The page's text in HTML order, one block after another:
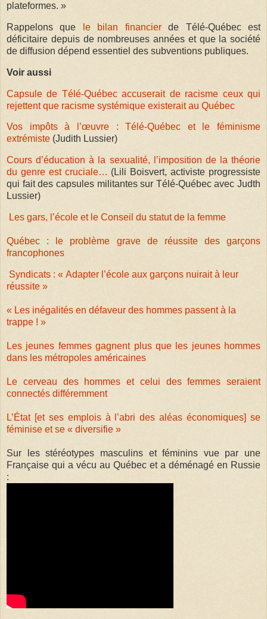
plateformes. »
Rappelons que le bilan financierde Télé-Québec est
déficitaire depuis de nombreuses années et que la société
de diffusion dépend essentiel des subventions publiques.
Voir aussi
Capsule de Télé-Québec accuserait de racisme ceux qui
rejettent que racisme systémique existerait au Québec
Vos impôts à l’œuvre : Télé-Québec et le féminisme
extrémiste (Judith Lussier)
Cours d’éducation à la sexualité, l’imposition de la théorie
du genre est cruciale… (Lili Boisvert, activiste progressiste
qui fait des capsules militantes sur Télé-Québec avec Judth
Lussier)
Les gars, l’école et le Conseil du statut de la femme
Québec : le problème grave de réussite des garçons
francophones
Syndicats : « Adapter l’école aux garçons nuirait à leur
réussite »
« Les inégalités en défaveur des hommes passent à la
trappe ! »
Les jeunes femmes gagnent plus que les jeunes hommes
dans les métropoles américaines
Le cerveau des hommes et celui des femmes seraient
connectés différemment
L’État [et ses emplois à l’abri des aléas économiques] se
féminise et se « diversifie »
Sur les stéréotypes masculins et féminins vue par une
Française qui a vécu au Québec et a déménagé en Russie
: